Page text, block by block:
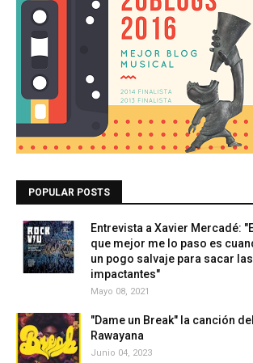
POPULAR POSTS
Entrevista a Xavier Mercadé:
que mejor me lo paso es
un pogo salvaje para sacar
impactantes"
Mayo 08, 2021
"Dame un Break" la canción
Rawayana
Junio 04, 2023